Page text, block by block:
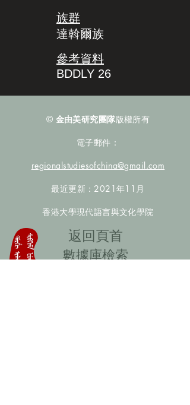
族群
達斡爾族
參考資料
BDDLY 26
© 金由美研究團隊版權所有
電子郵件：
regionalstudiesofchina@gmail.com
最近更新：2021年11月
香港大學現代語言與文化學院
​返回頁首
數據庫檢索